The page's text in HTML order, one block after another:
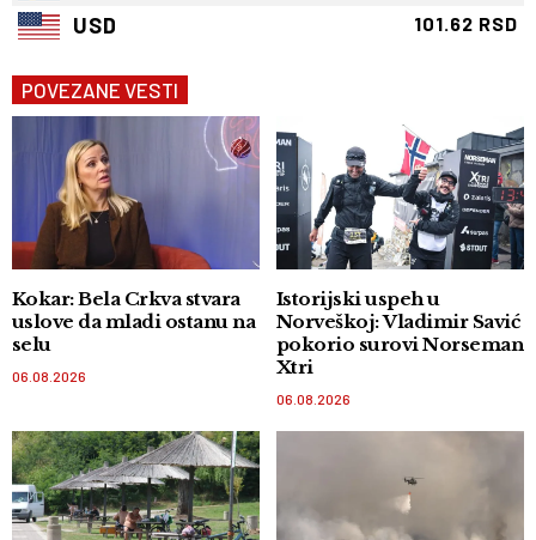
USD 101.62 RSD
POVEZANE VESTI
Kokar: Bela Crkva stvara
uslove da mladi ostanu na
selu
06.08.2026
Istorijski uspeh u
Norveškoj: Vladimir Savić
pokorio surovi Norseman
Xtri
06.08.2026